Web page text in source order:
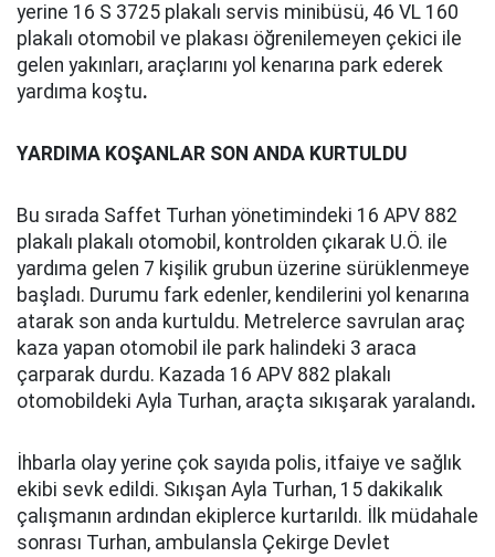
yerine 16 S 3725 plakalı servis minibüsü, 46 VL 160
plakalı otomobil ve plakası öğrenilemeyen çekici ile
gelen yakınları, araçlarını yol kenarına park ederek
yardıma koştu.
YARDIMA KOŞANLAR SON ANDA KURTULDU
Bu sırada Saffet Turhan yönetimindeki 16 APV 882
plakalı plakalı otomobil, kontrolden çıkarak U.Ö. ile
yardıma gelen 7 kişilik grubun üzerine sürüklenmeye
başladı. Durumu fark edenler, kendilerini yol kenarına
atarak son anda kurtuldu. Metrelerce savrulan araç
kaza yapan otomobil ile park halindeki 3 araca
çarparak durdu. Kazada 16 APV 882 plakalı
otomobildeki Ayla Turhan, araçta sıkışarak yaralandı.
İhbarla olay yerine çok sayıda polis, itfaiye ve sağlık
ekibi sevk edildi. Sıkışan Ayla Turhan, 15 dakikalık
çalışmanın ardından ekiplerce kurtarıldı. İlk müdahale
sonrası Turhan, ambulansla Çekirge Devlet